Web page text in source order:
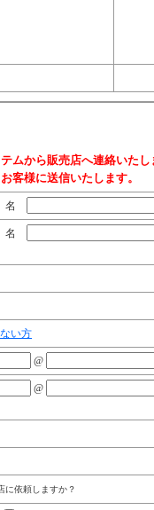
ムから販売店へ連絡いたし
客様に送信いたします。
い方
@
@
に依頼しますか？